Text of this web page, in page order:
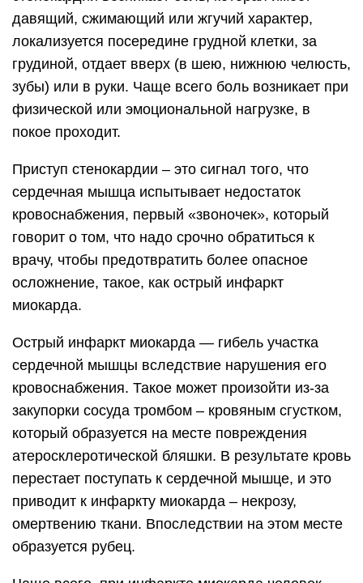
давящий, сжимающий или жгучий характер,
локализуется посередине грудной клетки, за
грудиной, отдает вверх (в шею, нижнюю челюсть,
зубы) или в руки. Чаще всего боль возникает при
физической или эмоциональной нагрузке, в
покое проходит.
Приступ стенокардии – это сигнал того, что
сердечная мышца испытывает недостаток
кровоснабжения, первый «звоночек», который
говорит о том, что надо срочно обратиться к
врачу, чтобы предотвратить более опасное
осложнение, такое, как острый инфаркт
миокарда.
Острый инфаркт миокарда — гибель участка
сердечной мышцы вследствие нарушения его
кровоснабжения. Такое может произойти из-за
закупорки сосуда тромбом – кровяным сгустком,
который образуется на месте повреждения
атеросклеротической бляшки. В результате кровь
перестает поступать к сердечной мышце, и это
приводит к инфаркту миокарда – некрозу,
омертвению ткани. Впоследствии на этом месте
образуется рубец.